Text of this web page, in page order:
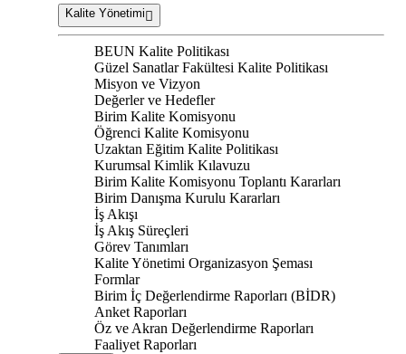
Kalite Yönetimi
BEUN Kalite Politikası
Güzel Sanatlar Fakültesi Kalite Politikası
Misyon ve Vizyon
Değerler ve Hedefler
Birim Kalite Komisyonu
Öğrenci Kalite Komisyonu
Uzaktan Eğitim Kalite Politikası
Kurumsal Kimlik Kılavuzu
Birim Kalite Komisyonu Toplantı Kararları
Birim Danışma Kurulu Kararları
İş Akışı
İş Akış Süreçleri
Görev Tanımları
Kalite Yönetimi Organizasyon Şeması
Formlar
Birim İç Değerlendirme Raporları (BİDR)
Anket Raporları
Öz ve Akran Değerlendirme Raporları
Faaliyet Raporları